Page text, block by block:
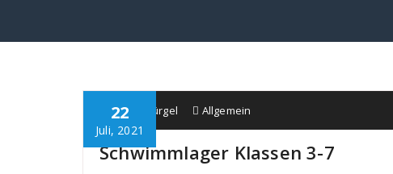
22
Juli, 2021
Schule Bürgel Allgemein
Schwimmlager Klassen 3-7